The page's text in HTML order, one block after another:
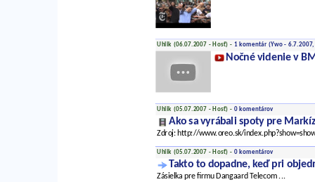
Uhlik (06.07.2007 - Hosť) - 1 komentár (Ywo -
Nočné videnie v
Uhlik (05.07.2007 - Hosť) - 0 komentárov
Ako sa vyrábali spoty pre
Zdroj: http://www.oreo.sk/
Uhlik (05.07.2007 - Hosť) - 0 komentárov
Takto to dopadne, keď pri
Zásielka pre firmu Dangaard Telecom ...